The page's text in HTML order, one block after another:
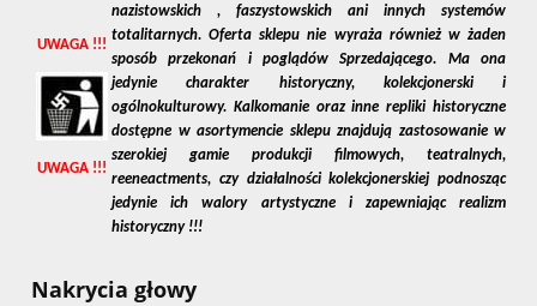
UWAGA !!!
UWAGA !!!
nazistowskich , faszystowskich ani innych systemów
totalitarnych. Oferta sklepu nie wyraża również w żaden
sposób przekonań i poglądów Sprzedającego. Ma ona
jedynie charakter historyczny, kolekcjonerski i
ogólnokulturowy. Kalkomanie oraz inne repliki historyczne
dostępne w asortymencie sklepu znajdują zastosowanie w
szerokiej gamie produkcji filmowych, teatralnych,
reeneactments, czy działalności kolekcjonerskiej podnosząc
jedynie ich walory artystyczne i zapewniając realizm
historyczny !!!
Nakrycia głowy